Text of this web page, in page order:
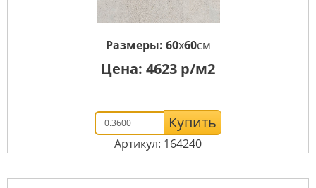
Размеры: 60x60см
Цена: 4623 р/м2
Купить
Артикул: 164240